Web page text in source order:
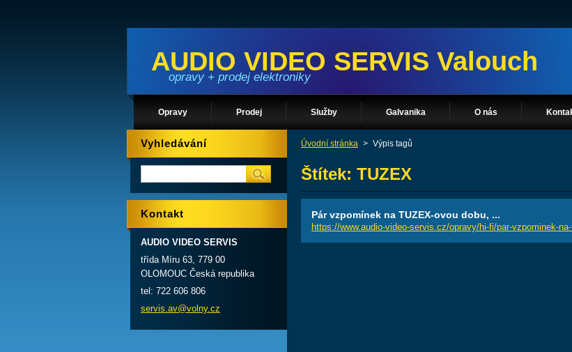
AUDIO VIDEO SERVIS Valouch
opravy + prodej elektroniky
Opravy Prodej Služby Galvanika O nás
Úvodní stránka > Výpis tagů
Štítek: TUZEX
Pár vzpomínek na TUZEX-ovou dobu, ...
https://www.audio-video-servis.cz/opravy/hi-fi/par-vzpominek-
Vyhledávání
Kontakt
AUDIO VIDEO SERVIS
třída Míru 63, 779 00
OLOMOUC Česká republika
tel: 722 606 806
servis.av@volny.cz